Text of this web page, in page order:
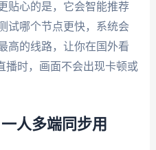
贴心的是，它会智能推荐
哪个节点更快，系统会
高的线路，让你在国外看
播时，画面不会出现卡顿或
人多端同步用